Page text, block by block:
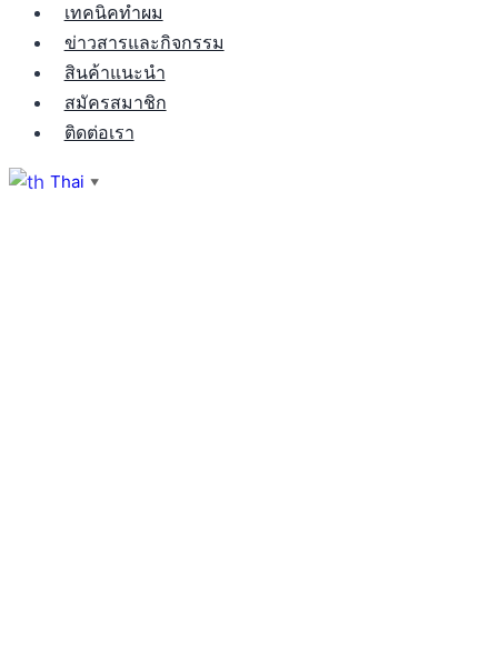
เทคนิคทำผม
ข่าวสารและกิจกรรม
สินค้าแนะนำ
สมัครสมาชิก
ติดต่อเรา
Thai ▼